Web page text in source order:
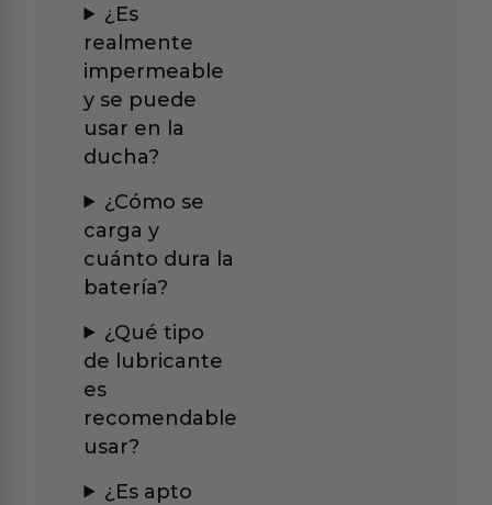
¿Es
realmente
impermeable
y se puede
usar en la
ducha?
¿Cómo se
carga y
cuánto dura la
batería?
¿Qué tipo
de lubricante
es
recomendable
usar?
¿Es apto